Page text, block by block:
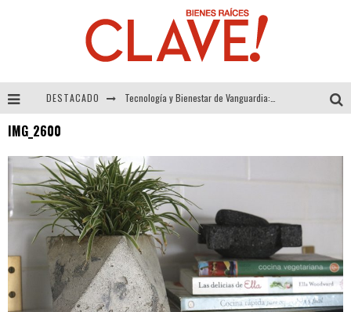
DESTACADO
Alexandra Bedoya – La Constancia detrás de La Paletería
IMG_2600